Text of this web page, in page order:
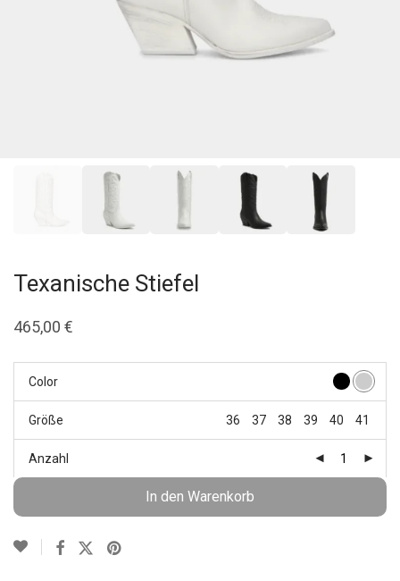
Texanische Stiefel
465,00 €
Color
Größe 36 37 38 39 40 41
Anzahl
In den Warenkorb